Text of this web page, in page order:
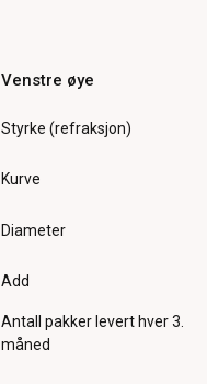
Venstre øye
Styrke (refraksjon)
Kurve
Diameter
Add
Antall pakkerlevert hver 3.
måned